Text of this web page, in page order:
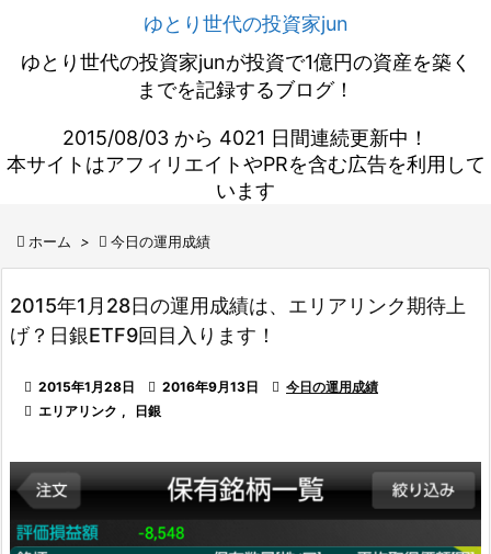
ゆとり世代の投資家jun
ゆとり世代の投資家junが投資で1億円の資産を築く
までを記録するブログ！
2015/08/03 から 4021 日間連続更新中！
本サイトはアフィリエイトやPRを含む広告を利用して
います
 ホーム >  今日の運用成績
2015年1月28日の運用成績は、エリアリンク期待上
げ？日銀ETF9回目入ります！
 2015年1月28日  2016年9月13日  今日の運用成績
 エリアリンク , 日銀